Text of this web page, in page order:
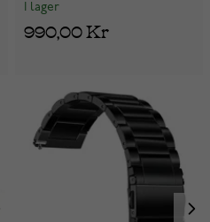
I lager
990,00 Kr